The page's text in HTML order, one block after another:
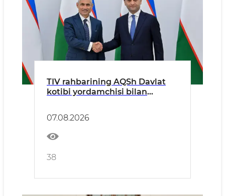
TIV rahbarining AQSh Davlat
kotibi yordamchisi bilan
07.08.2026
38